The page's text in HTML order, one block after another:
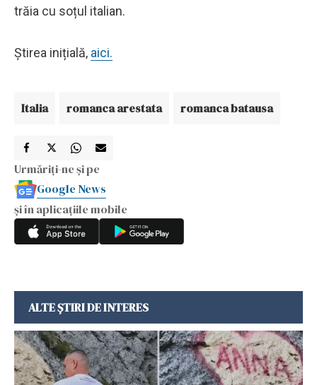
trăia cu soțul italian.
Știrea inițială, aici.
Italia romanca arestata romanca batausa
Urmăriți-ne și pe
Google News
și în aplicațiile mobile
ALTE ȘTIRI DE INTERES